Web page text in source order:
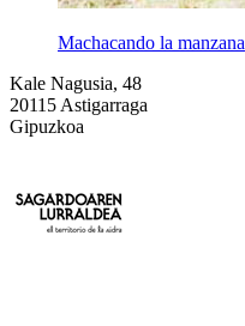
Machacando la manzana
Kale Nagusia, 48
20115 Astigarraga
Gipuzkoa